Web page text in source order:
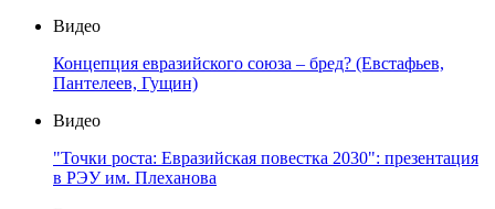
Видео
Концепция евразийского союза – бред? (Евстафьев,
Пантелеев, Гущин)
Видео
"Точки роста: Евразийская повестка 2030": презентация
в РЭУ им. Плеханова